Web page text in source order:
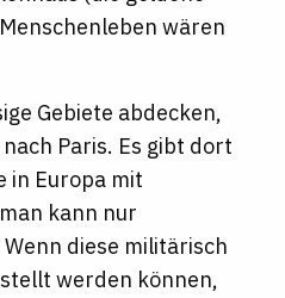
wären
Gebiete abdecken,
Paris. Es gibt dort
in Europa mit
kann nur
diese militärisch
werden können,